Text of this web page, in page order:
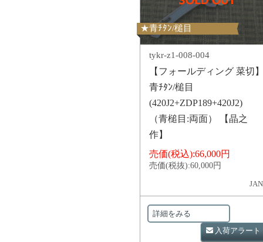
★青ﾁﾀﾝ/槌目
tykr-z1-008-004
【フォールディング 菜切
青ﾁﾀﾝ/槌目
(420J2+ZDP189+420J2)
（青槌目:両面） 【晶之
作】
売価(税込):66,000円
売価(税抜):60,000円
詳細をみる
入荷アラート